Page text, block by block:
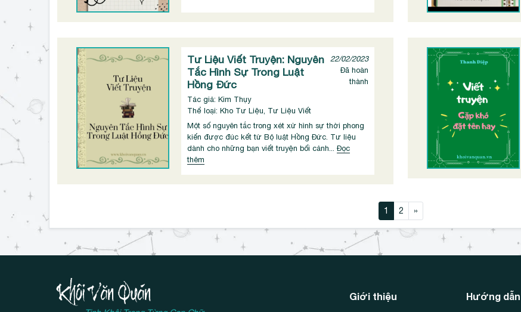
Tư Liệu Viết Truyện: Nguyên
Tắc Hình Sự Trong Luật
Hồng Đức
Tác giả: Kim Thụy
Thể loại: Kho Tư Liệu, Tư Liệu Viết
22/02/2023
Đã hoàn
thành
Một số nguyên tắc trong xét xử hình sự thời phong
kiến được đúc kết từ Bộ luật Hồng Đức. Tư liệu
dành cho những bạn viết truyện bối cảnh... Đọc
thêm
Di chuyển qua bài
1 2 »
Giới thiệu Hướng dẫn